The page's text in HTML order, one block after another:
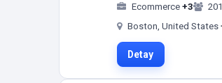
Ecommerce +3
Boston, United States
Detay